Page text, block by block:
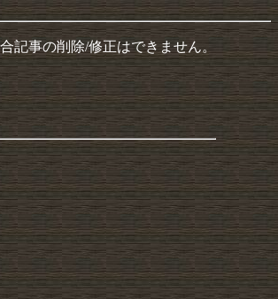
記事の削除/修正はできません。